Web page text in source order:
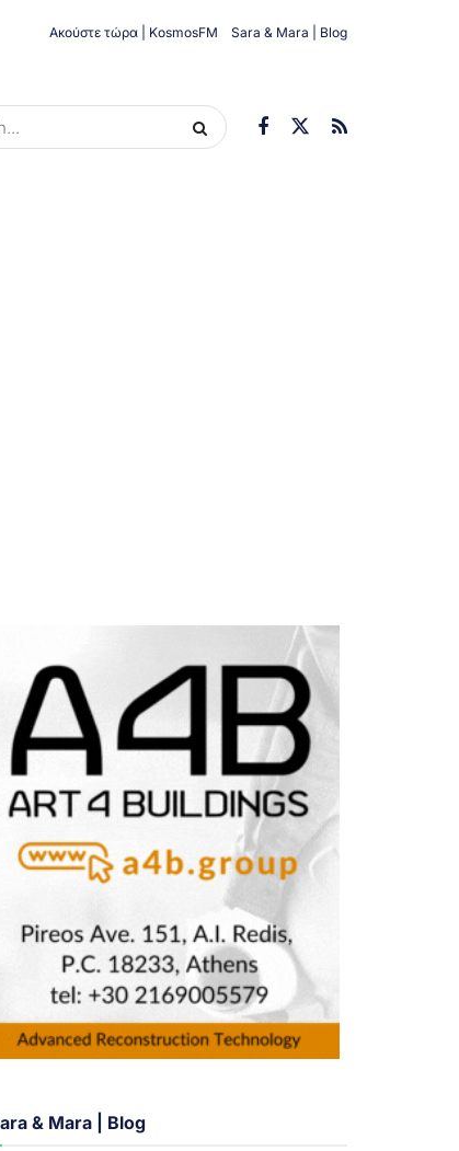
Ακούστε τώρα | KosmosFM Sara & Mara | Blog
& Mara | Blog